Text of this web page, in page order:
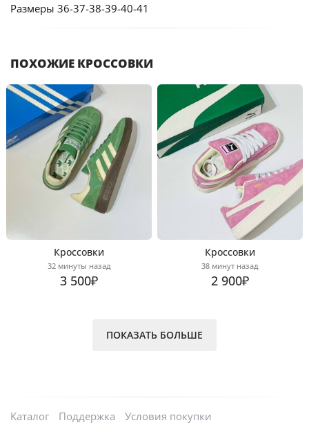
Размеры 36-37-38-39-40-41
ПОХОЖИЕ КРОССОВКИ
Кроссовки
32 минуты назад
3 500₽
Кроссовки
38 минут назад
2 900₽
ПОКАЗАТЬ БОЛЬШЕ
Каталог Поддержка
Условия покупки